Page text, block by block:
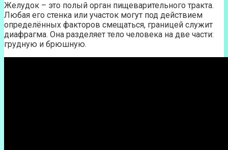
Желудок – это полый орган пищеварительного тракта.
Любая его стенка или участок могут под действием
определённых факторов смещаться, границей служит
диафрагма. Она разделяет тело человека на две части:
грудную и брюшную.